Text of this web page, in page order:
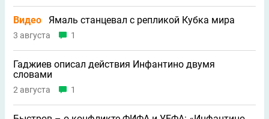
Видео Ямаль станцевал с репликой Кубка мира
3 августа 1
Гаджиев описал действия Инфантино двумя
словами
2 августа 1